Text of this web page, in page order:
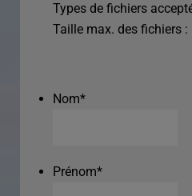
Types de fichiers
Taille max. des fichiers :
Nom*
Prénom*